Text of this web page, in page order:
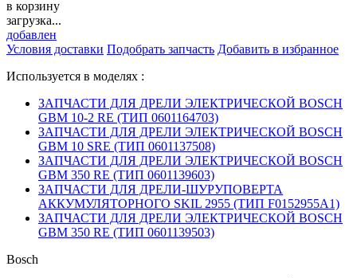
в корзину
загрузка...
добавлен
Условия доставки Подобрать запчасть Добавить в избранное
Используется в моделях :
ЗАПЧАСТИ ДЛЯ ДРЕЛИ ЭЛЕКТРИЧЕСКОЙ BOSCH
GBM 10-2 RE (ТИП 0601164703)
ЗАПЧАСТИ ДЛЯ ДРЕЛИ ЭЛЕКТРИЧЕСКОЙ BOSCH
GBM 10 SRE (ТИП 0601137508)
ЗАПЧАСТИ ДЛЯ ДРЕЛИ ЭЛЕКТРИЧЕСКОЙ BOSCH
GBM 350 RE (ТИП 0601139603)
ЗАПЧАСТИ ДЛЯ ДРЕЛИ-ШУРУПОВЕРТА
АККУМУЛЯТОРНОГО SKIL 2955 (ТИП F0152955A1)
ЗАПЧАСТИ ДЛЯ ДРЕЛИ ЭЛЕКТРИЧЕСКОЙ BOSCH
GBM 350 RE (ТИП 0601139503)
Bosch